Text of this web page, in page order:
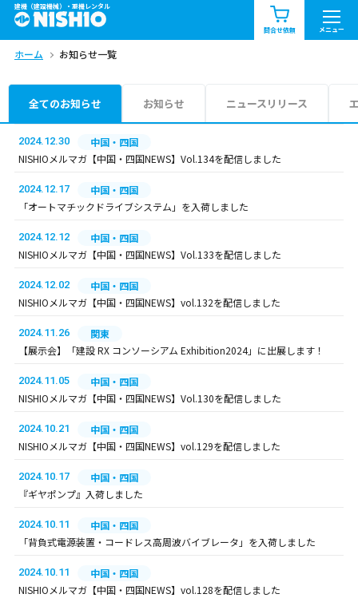
建機（建設機械）・重機レンタル
問合せ依頼 メニュー
商品一覧 お知らせ一覧
問合せ依頼リスト
エリア情報を見る
ホーム お知らせ一覧
全てのお知らせ お知らせ ニュースリリース
2024.12.30
中国・四国
NISHIOメルマガ【中国・四国NEWS】Vol.134を配信しました
2024.12.17
中国・四国
「オートマチックドライブシステム」を入荷しました
2024.12.12
中国・四国
NISHIOメルマガ【中国・四国NEWS】Vol.133を配信しました
2024.12.02
中国・四国
NISHIOメルマガ【中国・四国NEWS】vol.132を配信しました
2024.11.26
関東
【展示会】「建設 RX コンソーシアム Exhibition2024」に出展します！
2024.11.05
中国・四国
NISHIOメルマガ【中国・四国NEWS】Vol.130を配信しました
2024.10.21
中国・四国
NISHIOメルマガ【中国・四国NEWS】vol.129を配信しました
2024.10.17
中国・四国
『ギヤポンプ』入荷しました
2024.10.11
中国・四国
「背負式電源装置・コードレス高周波バイブレータ」を入荷しました
2024.10.11
中国・四国
NISHIOメルマガ【中国・四国NEWS】vol.128を配信しました